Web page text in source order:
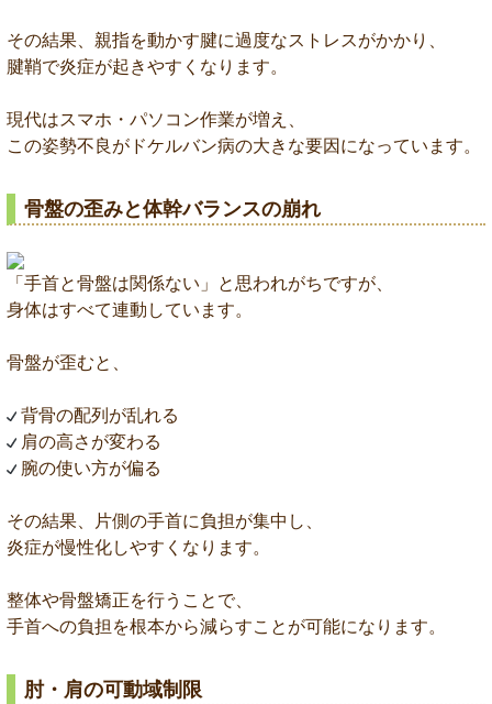
その結果、親指を動かす腱に過度なストレスがかかり、
腱鞘で炎症が起きやすくなります。
現代はスマホ・パソコン作業が増え、
この姿勢不良がドケルバン病の大きな要因になっています。
骨盤の歪みと体幹バランスの崩れ
「手首と骨盤は関係ない」と思われがちですが、
身体はすべて連動しています。
骨盤が歪むと、
背骨の配列が乱れる
肩の高さが変わる
腕の使い方が偏る
その結果、片側の手首に負担が集中し、
炎症が慢性化しやすくなります。
整体や骨盤矯正を行うことで、
手首への負担を根本から減らすことが可能になります。
肘・肩の可動域制限